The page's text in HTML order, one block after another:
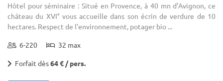
Hôtel pour séminaire : Situé en Provence, à 40 mn d’Avignon, ce
château du XVI° vous accueille dans son écrin de verdure de 10
hectares. Respect de l’environnement, potager bio ...
6-220 32 max
Forfait dès64 € / pers.